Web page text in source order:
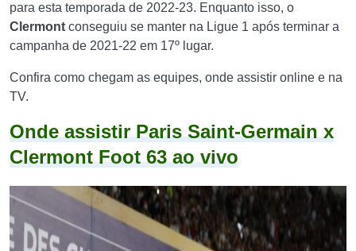
para esta temporada de 2022-23. Enquanto isso, o
Clermont conseguiu se manter na Ligue 1 após terminar a
campanha de 2021-22 em 17º lugar.
Confira como chegam as equipes, onde assistir online e na
TV.
Onde assistir Paris Saint-Germain x
Clermont Foot 63 ao vivo